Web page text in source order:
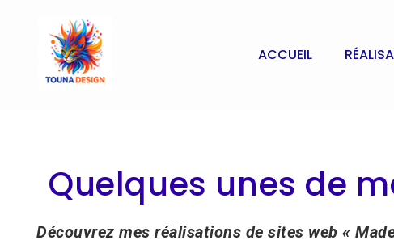
ACCUEIL
Quelques unes de
Découvrez mes réalisations de sites web «